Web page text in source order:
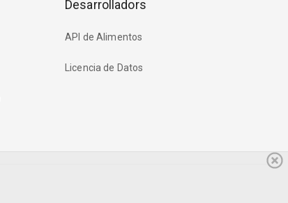
Desarrolladors
API de Alimentos
Licencia de Datos